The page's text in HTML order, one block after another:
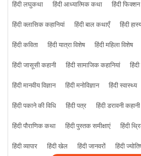
हिंदी लघुकथा हिंदी आध्यात्मिक कथा हिंदी
हिंदी क्लासिक कहानियां
हिंदी बाल कथाएँ हिंदी
हिंदी कविता
हिंदी यात्रा विशेष हिंदी महिला विशेष
हिंदी जासूसी कहानी
हिंदी सामाजिक कहानियां
हिंदी मानवीय विज्ञान
हिंदी मनोविज्ञान हिंदी स्वास्थ्य
हिंदी पकाने की विधि
हिंदी पत्र हिंदी डरावनी कहानी
हिंदी पौराणिक कथा
हिंदी पुस्तक समीक्षाएं हिंदी
हिंदी व्यापार
हिंदी खेल हिंदी जानवरों हिंदी